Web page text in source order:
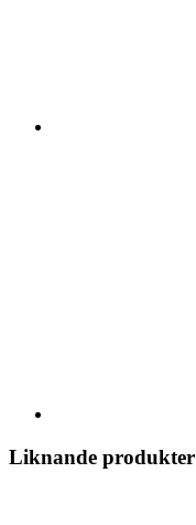
Liknande produkter